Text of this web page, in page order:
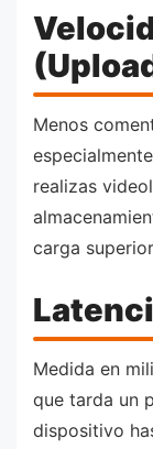
Menos
realizas
carga
Medida en
que tarda un
dispositivo